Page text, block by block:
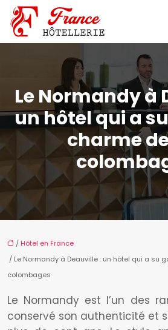
Le Normandy à
un hôtel qui a
charme
/ Hôtel en France
/ Le Normandy à Deauville : un hôtel qui a su
colombages
Le Normandy est l’un des
conservé son authenticité et